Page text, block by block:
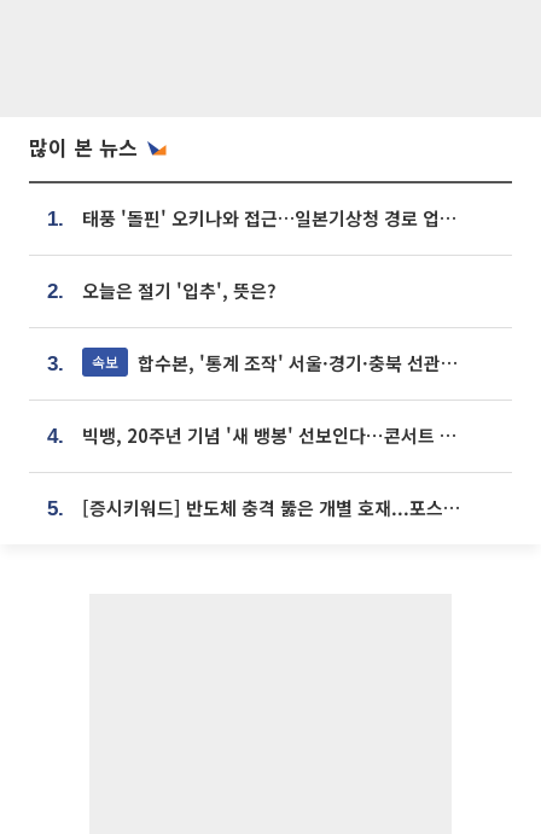
많이 본 뉴스
1. 태풍 '돌핀' 오키나와 접근…일본기상청 경로 업데이트
2. 오늘은 절기 '입추', 뜻은?
3. 속보 합수본, '통계 조작' 서울·경기·충북 선관위 등 추가 압수수색
4. 빅뱅, 20주년 기념 '새 뱅봉' 선보인다⋯콘서트 앞두고 팝업 개최
5. [증시키워드] 반도체 충격 뚫은 개별 호재...포스코퓨처엠·에코프로·한화솔루션 '눈길'